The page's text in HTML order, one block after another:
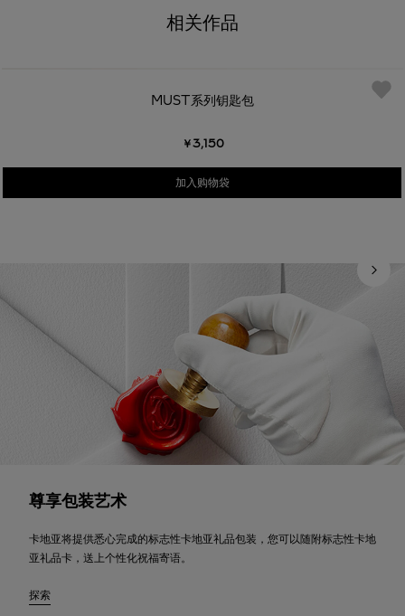
相关作品
MUST系列钥匙包
￥3,150
加入购物袋
尊享包装艺术
卡地亚将提供悉心完成的标志性卡地亚礼品包装，您可以随附标志性卡地
亚礼品卡，送上个性化祝福寄语。
探索